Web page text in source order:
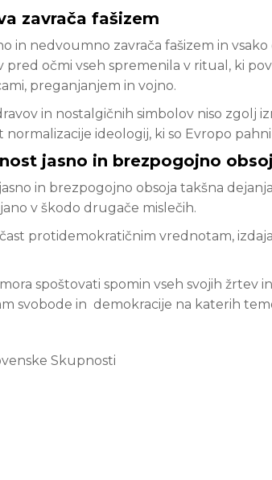
zavrača fašizem
in nedvoumno zavrača fašizem in
pred očmi vseh spremenila v ritual, ki
preganjanjem in vojno.
in nostalgičnih simbolov niso zgolj
ideologij, ki so Evropo
jasno in brezpogojno
in brezpogojno obsoja takšna
v škodo drugače mislečih.
protidemokratičnim vrednotam,
spoštovati spomin vseh svojih žrtev
svobode in demokracije na katerih
Skupnosti